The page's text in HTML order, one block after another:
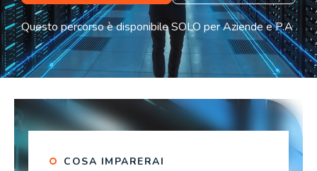
Informazioni
programma
Questo percorso è disponibile SOLO per Aziende e P.A
COSA IMPARERAI